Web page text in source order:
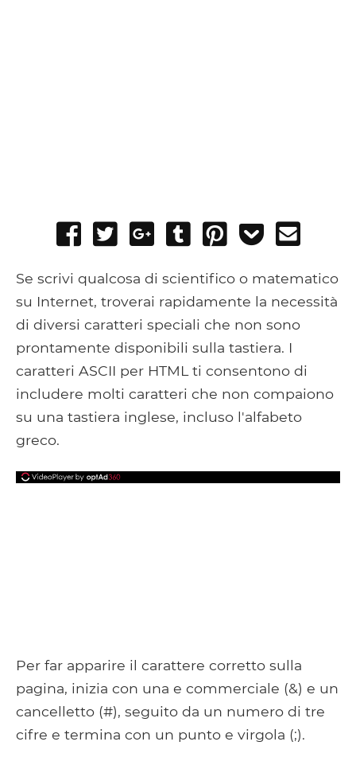
Share
Facebook
Tweet
Share
Google+
Post
Tumblr
Pin
Add
Pocket
Se scrivi qualcosa di scientifico o matematico
su Internet, troverai rapidamente la necessità
di diversi caratteri speciali che non sono
prontamente disponibili sulla tastiera. I
caratteri ASCII per HTML ti consentono di
includere molti caratteri che non compaiono
su una tastiera inglese, incluso l'alfabeto
greco.
Per far apparire il carattere corretto sulla
pagina, inizia con una e commerciale (&) e un
cancelletto (#), seguito da un numero di tre
cifre e termina con un punto e virgola (;).